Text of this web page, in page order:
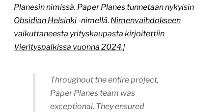
Planesin nimissä. Paper Planes tunnetaan nykyisin
Obsidian Helsinki -nimellä. Nimenvaihdokseen
vaikuttaneesta yrityskaupasta kirjoitettiin
Vierityspalkissa vuonna 2024.]
Throughout the entire project,
Paper Planes team was
exceptional. They ensured